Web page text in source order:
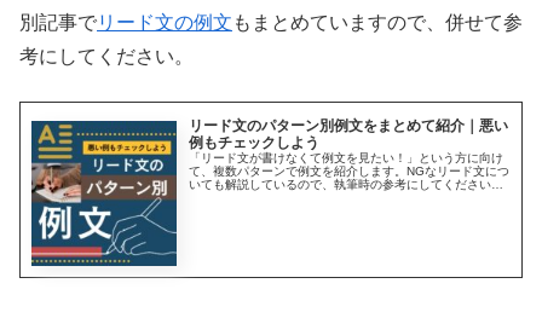
別記事でリード文の例文 もまとめていますので、併せて参
考にしてください。
リード文のパターン別例文をまとめて紹介｜悪い
例もチェックしよう
「リード文が書けなくて例文を見たい！」という方に向け
て、複数パターンで例文を紹介します。NGなリード文につ
いても解説しているので、執筆時の参考にしてください。